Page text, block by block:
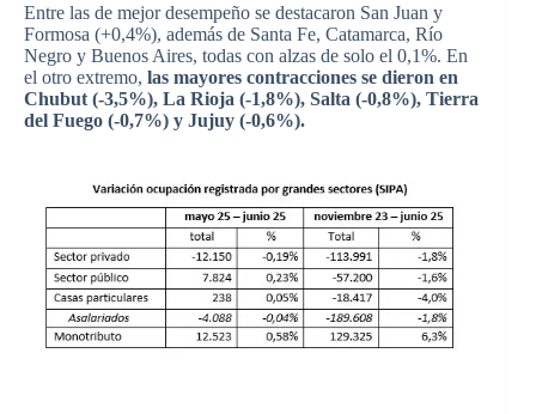
Entre las de mejor desempeño se destacaron San Juan y
Formosa (+0,4%), además de Santa Fe, Catamarca, Río
Negro y Buenos Aires, todas con alzas de solo el 0,1%. En
el otro extremo, las mayores contracciones se dieron en
Chubut (-3,5%), La Rioja (-1,8%), Salta (-0,8%), Tierra
del Fuego (-0,7%) y Jujuy (-0,6%).